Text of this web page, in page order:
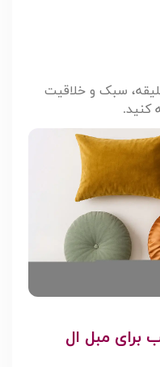
سبک و خلاقیت
کنید.
برای مبل ال